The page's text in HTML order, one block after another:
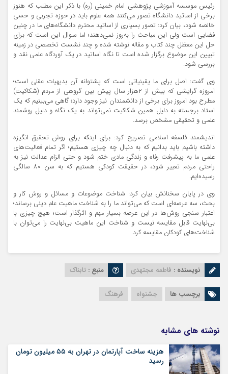
رئیس موسسه آموزشی پژوهشی امام خمینی (ره) با ذکر این مطلب که هنوز
برخی از اساتید دانشگاه تصور می‌کنند همه علوم باید در حوزه تجربی و حسی
خالصه شود، بیان کرد: تصور بسیاری از اساتید محترم دانشگاه‌های ما در چنین
فضایی است ولی این مباحث را به‌روز نمی‌دهند؛ اما سوال این است که برای
حل این معظل چند کتاب و مقاله نوشته شده و چند نشست تخصصی در زمینه
تبیین این موضوع برگزار شده است تا نگاه اساتید در یک آوردگاه علمی نقد و
بررسی شود.
وی گفت: اصل برای ما یقینیاتی است که پشتوانه آن بدیهیات عقلی است؛
امروزه گرایشی که بیش از ۲هزار سال پیش بین گروهی از مردم (شکاکیت)
مطرح بود امروز برای برخی از دانشمندان نیز وجود دارد؛ گاهی می‌بینیم که یک
استاد برجسته به دلیل همین شکاکیت نمی‌تواند به یک نگاه و دلیل روشمند
علمی و تحقیقی مشخص برسد.
اندیشمند فلسفه اسلامی تصریح کرد: برای اینکه برای روش تحقیق انگیزه
داشته باشیم باید بدانیم که به دنبال چه چیزی هستیم؛ اگر تمام فعالیت‌های
علمی ما به پیشرفت رفاه و زندگی مادی ختم شود و حتی الزام عدالت نیز به
راحتی مردم تعبیر شود، در حقیقت کودکی هستیم که به سن ۸۰ سالگی
رسیده‌ایم.
وی در پایان سخنانش بیان کرد: شناخت موضوعات و مسائل و روش کار و
بحث، سه عرصه‌ای است که می‌تواند ما را به شناخت ماهیت علم دینی برساند؛
اعتبار سنجی روش‌ها در این عرصه بسیار مهم و اثرگذار است؛ هیچ چیزی با
بی‌نهایت قابل مقایسه نیست و شناخت این ماهیت بی‌نهایت را می‌توان با
شناخت‌های کودکان مقایسه کرد.
نویسنده : فاطمه مجتهدی منبع : تابناک
برچسب ها جشنواه فرهنگ
نوشته های مشابه
هزینه ساخت آپارتمان در تهران به ۵۵ میلیون تومان
رسید